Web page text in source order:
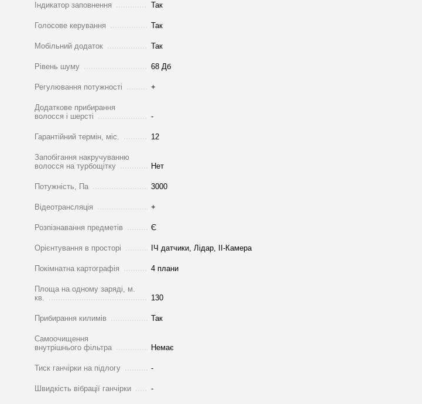
Індикатор заповнення Так
Голосове керування Так
Мобільний додаток Так
Рівень шуму 68 Дб
Регулювання потужності +
Додаткове прибирання
волосся і шерсті
-
Гарантійний термін, міс. 12
Запобігання накручуванню
волосся на турбощітку
Нет
Потужність, Па 3000
Відеотрансляція +
Розпізнавання предметів Є
Орієнтування в просторі ІЧ датчики, Лідар, ІІ-Камера
Покімнатна картографія 4 плани
Площа на одному заряді, м.
кв.
130
Прибирання килимів Так
Самоочищення
внутрішнього фільтра
Немає
Тиск ганчірки на підлогу -
Швидкість вібрації ганчірки -